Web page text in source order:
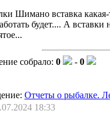
Шимано вставка
будет.... А
собрало: 0 - 0
Отчеты о рыбалке.
18:33